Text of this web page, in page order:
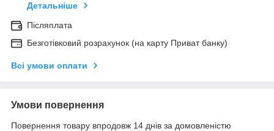
Детальніше
Післяплата
Безготівковий розрахунок (на карту Приват банку)
Всі умови оплати
Умови повернення
Повернення товару впродовж 14 днів за домовленістю